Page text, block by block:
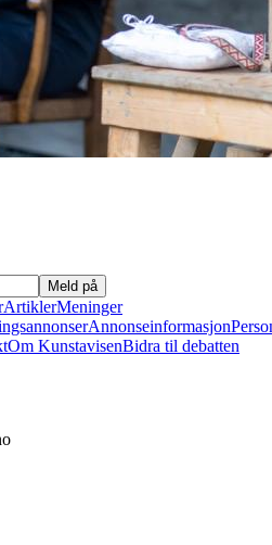
Meld på
ArtiklerMeninger
Annonseinformasjon
Om KunstavisenBidra til debatten